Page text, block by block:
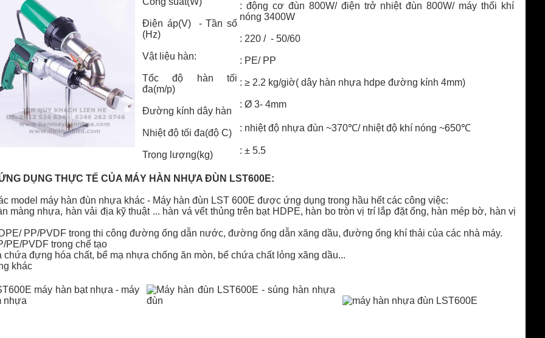
Điện áp(V) - Tần số
(Hz)
Vật liệu hàn:
Tốc độ hàn tối
đa(m/p)
Đường kính dây hàn
Nhiệt độ tối đa(độ C)
Trọng lượng(kg)
: động cơ đùn 800W/ điện trở nhiệt đùn 800W/ máy thổi khí
nóng 3400W
: 220 / - 50/60
: PE/ PP
: ≥ 2.2 kg/giờ( dây hàn nhựa hdpe đường kính 4mm)
: Ø 3- 4mm
: nhiệt độ nhựa đùn ~370℃/nhiệt độ khí nóng ~650℃
: ± 5.5
DỤNG THỰC TẾ CỦA MÁY HÀN NHỰA ĐÙN LST600E:
model máy hàn đùn nhựa khác - Máy hàn đùn LST 600E được ứng dụng trong hầu hết các công việc:
màng nhựa, hàn vải địa kỹ thuật ... hàn vá vết thủng trên bạt HDPE, hàn bo tròn vị trí lắp đặt ống, hàn mép bờ, hàn vị
PP/PVDF trong thi công đường ống dẫn nước, đường ống dẫn xăng dầu, đường ống khí thải của các nhà máy.
PE/PVDF trong chế tạo
chứa đựng hóa chất, bể mạ nhựa chống ăn mòn, bể chứa chất lỏng xăng dầu...
khác